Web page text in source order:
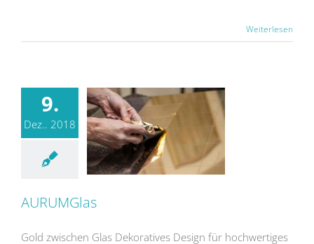
Weiterlesen
9.
Dez.. 2018
AURUMGlas
Gold zwischen Glas Dekoratives Design für hochwertiges